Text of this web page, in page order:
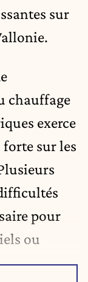
sur
chauffage
exerce
sur les
pour
ou